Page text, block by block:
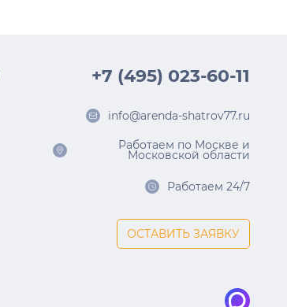
+7 (495) 023-60-11
info@arenda-shatrov77.ru
Работаем по Москве и
Московской области
Работаем 24/7
ОСТАВИТЬ ЗАЯВКУ